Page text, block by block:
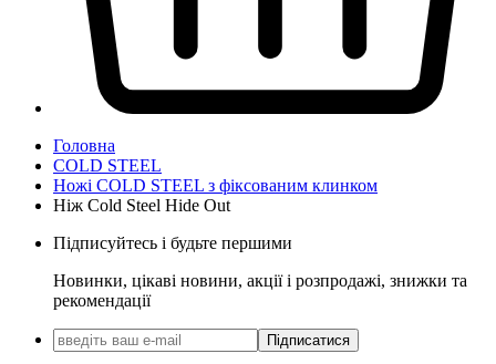
Головна
COLD STEEL
Ножі COLD STEEL з фіксованим клинком
Ніж Cold Steel Hide Out
Підписуйтесь і будьте першими
Новинки, цікаві новини, акції і розпродажі, знижки та
рекомендації
Підписатися